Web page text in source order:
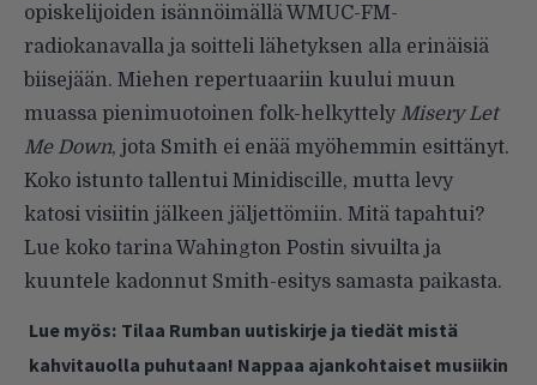
opiskelijoiden isännöimällä WMUC-FM-
radiokanavalla ja soitteli lähetyksen alla erinäisiä
biisejään. Miehen repertuaariin kuului muun
muassa pienimuotoinen folk-helkyttely Misery Let
Me Down, jota Smith ei enää myöhemmin esittänyt.
Koko istunto tallentui Minidiscille, mutta levy
katosi visiitin jälkeen jäljettömiin. Mitä tapahtui?
Lue koko tarinaWahington Postin sivuilta ja
kuuntele kadonnut Smith-esitys samasta paikasta.
Lue myös: Tilaa Rumban uutiskirje ja tiedät mistä
kahvitauolla puhutaan! Nappaa ajankohtaiset musiikin